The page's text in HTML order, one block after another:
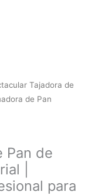
Tajadora de
de Pan
Pan de
|
para